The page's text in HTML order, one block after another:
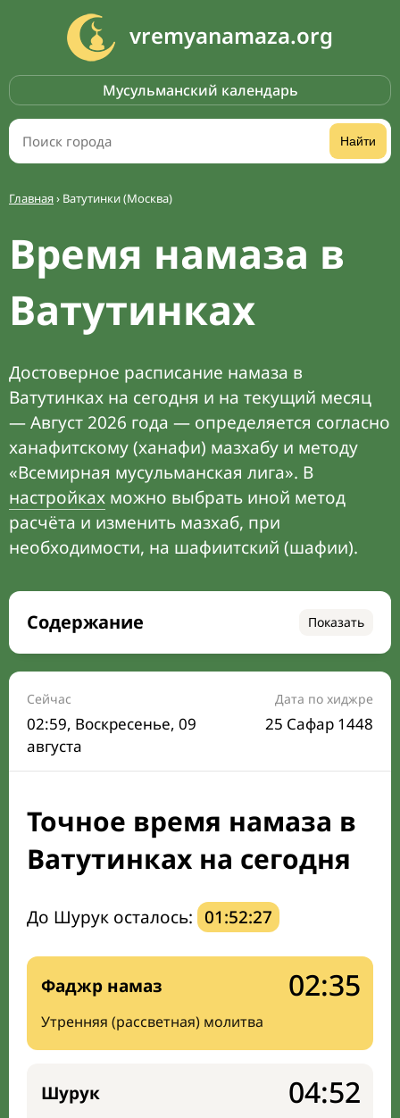
vremyanamaza.org
Мусульманский календарь
Найти
Главная› Ватутинки (Москва)
Время намаза в
Ватутинках
Достоверное расписание намаза в
Ватутинках на сегодня и на текущий месяц
— Август 2026 года — определяется согласно
ханафитскому (ханафи) мазхабу и методу
«Всемирная мусульманская лига». В
настройках можно выбрать иной метод
расчёта и изменить мазхаб, при
необходимости, на шафиитский (шафии).
Содержание Показать
Время намаза на сегодня
Расписание на месяц
Время Сухура и Ифтара на сегодня
Календарь рамадана
Направление киблы
Сейчас
02:59, Воскресенье, 09
августа
Дата по хиджре
25 Сафар 1448
Точное время намаза в
Ватутинках на сегодня
До Шурук осталось: 01:52:26
Фаджр намаз
Утренняя (рассветная) молитва
02:35
Шурук 04:52